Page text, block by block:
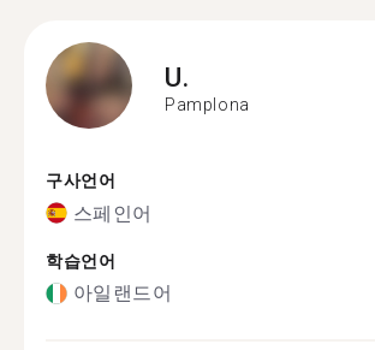
U.
Pamplona
구사언어
스페인어
학습언어
아일랜드어